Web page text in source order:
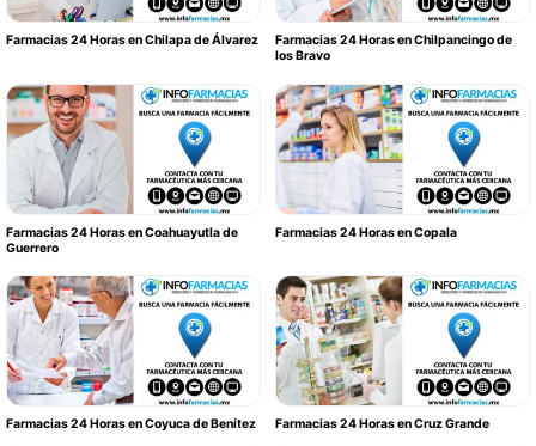
Farmacias 24 Horas en Chilapa de Álvarez
Farmacias 24 Horas en Chilpancingo de
los Bravo
Farmacias 24 Horas en Coahuayutla de
Guerrero
Farmacias 24 Horas en Copala
Farmacias 24 Horas en Coyuca de Benítez Farmacias 24 Horas en Cruz Grande